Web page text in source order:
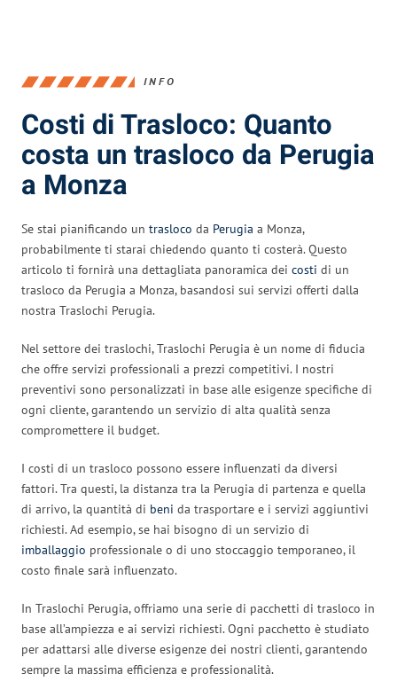
INFO
Costi di Trasloco: Quanto
costa un trasloco da Perugia
a Monza
Se stai pianificando un trasloco da Perugia a Monza,
probabilmente ti starai chiedendo quanto ti costerà. Questo
articolo ti fornirà una dettagliata panoramica dei costi di un
trasloco da Perugia a Monza, basandosi sui servizi offerti dalla
nostra Traslochi Perugia.
Nel settore dei traslochi, Traslochi Perugia è un nome di fiducia
che offre servizi professionali a prezzi competitivi. I nostri
preventivi sono personalizzati in base alle esigenze specifiche di
ogni cliente, garantendo un servizio di alta qualità senza
compromettere il budget.
I costi di un trasloco possono essere influenzati da diversi
fattori. Tra questi, la distanza tra la Perugia di partenza e quella
di arrivo, la quantità di beni da trasportare e i servizi aggiuntivi
richiesti. Ad esempio, se hai bisogno di un servizio di
imballaggio professionale o di uno stoccaggio temporaneo, il
costo finale sarà influenzato.
In Traslochi Perugia, offriamo una serie di pacchetti di trasloco in
base all’ampiezza e ai servizi richiesti. Ogni pacchetto è studiato
per adattarsi alle diverse esigenze dei nostri clienti, garantendo
sempre la massima efficienza e professionalità.